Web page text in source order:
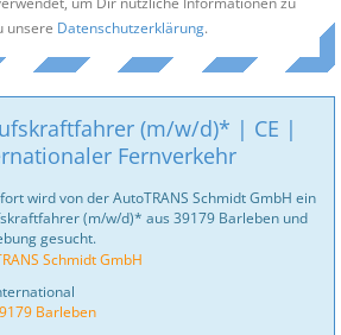
unsere Datenschutzerklärung.
(m/w/d)* | CE |
Fernverkehr
wird von der AutoTRANS Schmidt GmbH ein
(m/w/d)* aus 39179 Barleben und
gesucht.
Schmidt GmbH
Barleben